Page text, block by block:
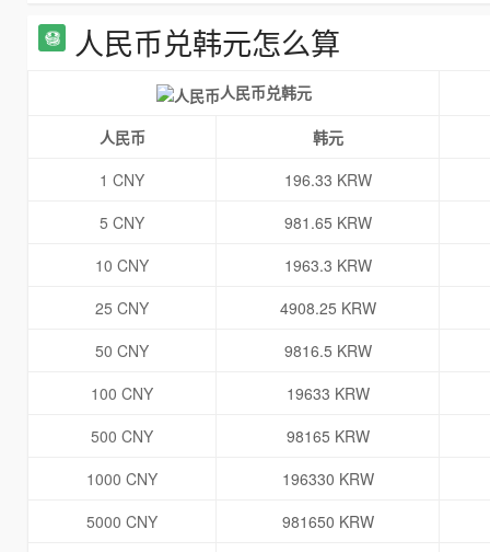
人民币兑韩元怎么算
人民币兑韩元
人民币
韩元
1 CNY
196.33 KRW
5 CNY
981.65 KRW
10 CNY
1963.3 KRW
25 CNY
4908.25 KRW
50 CNY
9816.5 KRW
100 CNY
19633 KRW
500 CNY
98165 KRW
1000 CNY
196330 KRW
5000 CNY
981650 KRW